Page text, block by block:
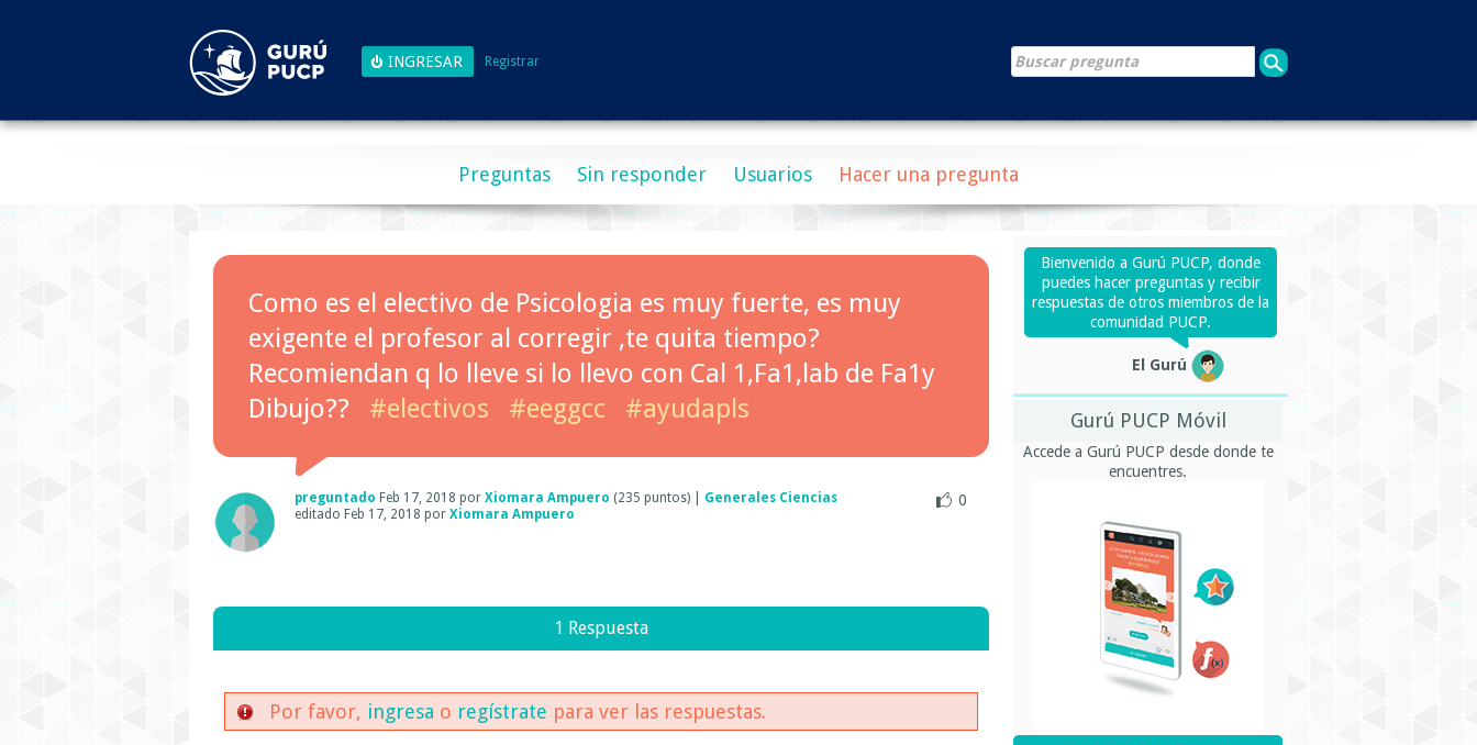
Registrar
Preguntas Sin responder Usuarios Hacer una pregunta
Como es el electivo de Psicologia es muy fuerte, es muy
exigente el profesor al corregir ,te quita tiempo?
Recomiendan q lo lleve si lo llevo con Cal 1,Fa1,lab de Fa1y
Dibujo??
#electivos #eeggcc #ayudapls
0
preguntado Feb 17, 2018 por Xiomara Ampuero (235 puntos)
Generales Ciencias
editado Feb 17, 2018 por Xiomara Ampuero
1 Respuesta
Por favor, ingresa o regístrate para ver las respuestas.
Bienvenido a Gurú PUCP, donde
puedes hacer preguntas y recibir
respuestas de otros miembros de la
comunidad PUCP.
El Gurú
Gurú PUCP Móvil
Accede a Gurú PUCP desde donde te
encuentres.